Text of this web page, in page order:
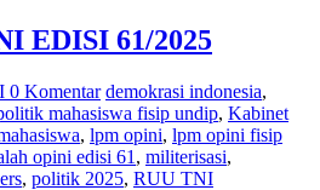
EDISI 61/2025
0 Komentar demokrasi indonesia,
mahasiswa fisip undip, Kabinet
, lpm opini, lpm opini fisip
opini edisi 61 , militerisasi,
, politik 2025, RUU TNI